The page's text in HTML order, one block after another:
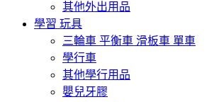
其他外出用品
學習 玩具
三輪車 平衡車 滑板車 單車
學行車
其他學行用品
嬰兒牙膠